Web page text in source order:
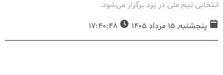
انتخابی تیم ملی در یزد برگزار می‌شود.
پنجشنبه, 15 مرداد 1405